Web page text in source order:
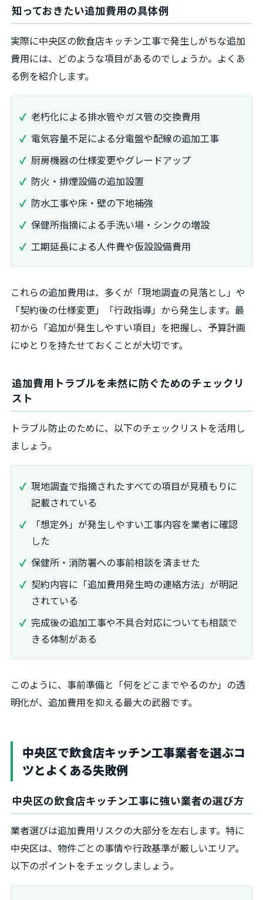
知っておきたい追加費用の具体例
実際に中央区の飲食店キッチン工事で発生しがちな追加
費用には、どのような項目があるのでしょうか。よくあ
る例を紹介します。
老朽化による排水管やガス管の交換費用
電気容量不足による分電盤や配線の追加工事
厨房機器の仕様変更やグレードアップ
防火・排煙設備の追加設置
防水工事や床・壁の下地補強
保健所指摘による手洗い場・シンクの増設
工期延長による人件費や仮設設備費用
これらの追加費用は、多くが「現地調査の見落とし」や
「契約後の仕様変更」「行政指導」から発生します。最
初から「追加が発生しやすい項目」を把握し、予算計画
にゆとりを持たせておくことが大切です。
追加費用トラブルを未然に防ぐためのチェックリ
スト
トラブル防止のために、以下のチェックリストを活用し
ましょう。
現地調査で指摘されたすべての項目が見積もりに
記載されている
「想定外」が発生しやすい工事内容を業者に確認
した
保健所・消防署への事前相談を済ませた
契約内容に「追加費用発生時の連絡方法」が明記
されている
完成後の追加工事や不具合対応についても相談で
きる体制がある
このように、事前準備と「何をどこまでやるのか」の透
明化が、追加費用を抑える最大の武器です。
中央区で飲食店キッチン工事業者を選ぶコ
ツとよくある失敗例
中央区の飲食店キッチン工事に強い業者の選び方
業者選びは追加費用リスクの大部分を左右します。特に
中央区は、物件ごとの事情や行政基準が厳しいエリア。
以下のポイントをチェックしましょう。